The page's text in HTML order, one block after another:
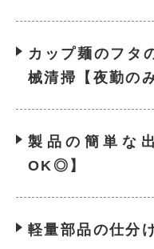
カップ麺のフタ
械清掃【夜勤のみ
製品の簡単な
OK◎】
軽量部品の仕分